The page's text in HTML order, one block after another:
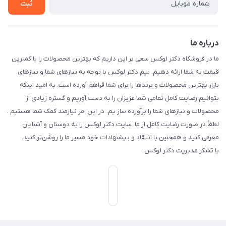
ثبت
درباره ما
ما در فروشگاه دکتر لوکس سعی بر این داریم که بهترین محصولات را با کمترین
قیمت به شما ارائه دهیم. تیم دکتر لوکس با توجه به نیازهای شما و نیازهای
بازار بهترین محصولات و برندها را برای شما فراهم آورده است. به امید اینکه
بتوانیم رضایت کامل تمامی شما عزیزان را به دست آوریم و گستره زیادی از
محصولات و نیازهای شما را برآورده ساز یم. در این امر نیازمند کمک شما هستیم .
لطفاً در صورت رضایت کامل از ما، سایت دکتر لوکس را به دوستان و آشنایان
معرفی کنید و همچنین با انتقاد و پیشنهادات خود مسیر ما را روشن‌تر کنید.
با تشکر مدیریت دکتر لوکس